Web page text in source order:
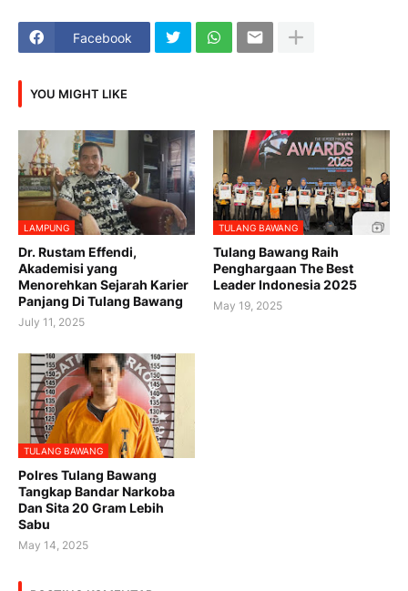
Facebook
YOU MIGHT LIKE
LAMPUNG
Dr. Rustam Effendi,
Akademisi yang
Menorehkan Sejarah Karier
Panjang Di Tulang Bawang
July 11, 2025
TULANG BAWANG
Tulang Bawang Raih
Penghargaan The Best
Leader Indonesia 2025
May 19, 2025
TULANG BAWANG
Polres Tulang Bawang
Tangkap Bandar Narkoba
Dan Sita 20 Gram Lebih
Sabu
May 14, 2025